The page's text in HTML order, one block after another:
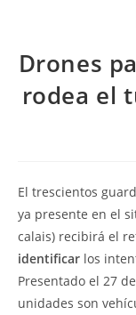
Drones
rodea el
El trescientos
ya presente en el
calais) recibirá el
identificar los
Presentado el 27
unidades son